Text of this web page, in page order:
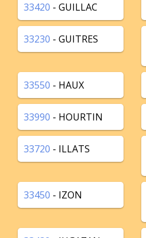
33420 - GUILLAC
33230 - GUITRES
33550 - HAUX
33990 - HOURTIN
33720 - ILLATS
33450 - IZON